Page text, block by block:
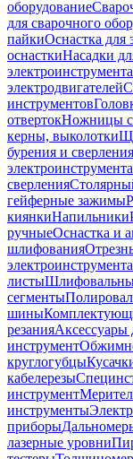
оборудование
для сварочного
пайкиОснастка для
оснасткиНасадки
электроинструмента
электродвигателей
инструментов
отвертокНожницы
керны, выколотки
бурения и сверления
электроинструмента
сверления
гейферные зажимы
киянкиНапильники
ручныеОснастка и
шлифования
электроинструмента
листы
сегменты
шины
резания
инструмент
круглогубцы
кабелерезы
инструмент
инструменты
приборы
лазерные уровни